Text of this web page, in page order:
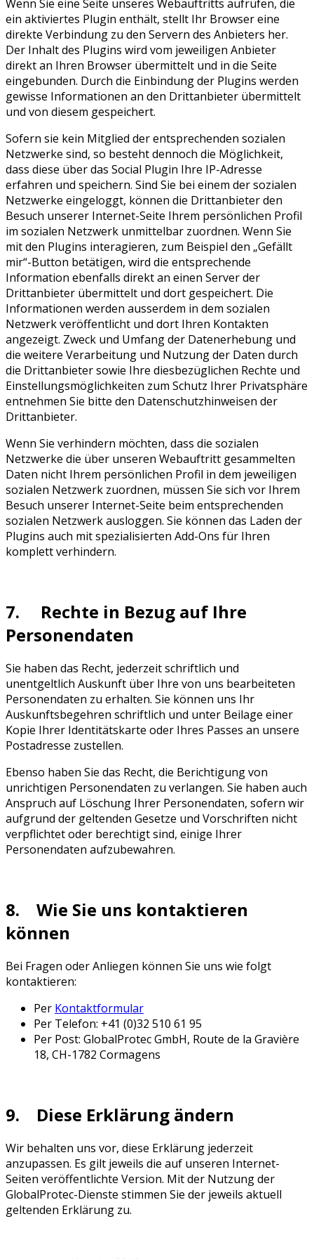
Wenn Sie eine Seite unseres Webauftritts aufrufen, die
ein aktiviertes Plugin enthält, stellt Ihr Browser eine
direkte Verbindung zu den Servern des Anbieters her.
Der Inhalt des Plugins wird vom jeweiligen Anbieter
direkt an Ihren Browser übermittelt und in die Seite
eingebunden. Durch die Einbindung der Plugins werden
gewisse Informationen an den Drittanbieter übermittelt
und von diesem gespeichert.
Sofern sie kein Mitglied der entsprechenden sozialen
Netzwerke sind, so besteht dennoch die Möglichkeit,
dass diese über das Social Plugin Ihre IP-Adresse
erfahren und speichern. Sind Sie bei einem der sozialen
Netzwerke eingeloggt, können die Drittanbieter den
Besuch unserer Internet-Seite Ihrem persönlichen Profil
im sozialen Netzwerk unmittelbar zuordnen. Wenn Sie
mit den Plugins interagieren, zum Beispiel den „Gefällt
mir“-Button betätigen, wird die entsprechende
Information ebenfalls direkt an einen Server der
Drittanbieter übermittelt und dort gespeichert. Die
Informationen werden ausserdem in dem sozialen
Netzwerk veröffentlicht und dort Ihren Kontakten
angezeigt. Zweck und Umfang der Datenerhebung und
die weitere Verarbeitung und Nutzung der Daten durch
die Drittanbieter sowie Ihre diesbezüglichen Rechte und
Einstellungsmöglichkeiten zum Schutz Ihrer Privatsphäre
entnehmen Sie bitte den Datenschutzhinweisen der
Drittanbieter.
Wenn Sie verhindern möchten, dass die sozialen
Netzwerke die über unseren Webauftritt gesammelten
Daten nicht Ihrem persönlichen Profil in dem jeweiligen
sozialen Netzwerk zuordnen, müssen Sie sich vor Ihrem
Besuch unserer Internet-Seite beim entsprechenden
sozialen Netzwerk ausloggen. Sie können das Laden der
Plugins auch mit spezialisierten Add-Ons für Ihren
komplett verhindern.
7. Rechte in Bezug auf Ihre
Personendaten
Sie haben das Recht, jederzeit schriftlich und
unentgeltlich Auskunft über Ihre von uns bearbeiteten
Personendaten zu erhalten. Sie können uns Ihr
Auskunftsbegehren schriftlich und unter Beilage einer
Kopie Ihrer Identitätskarte oder Ihres Passes an unsere
Postadresse zustellen.
Ebenso haben Sie das Recht, die Berichtigung von
unrichtigen Personendaten zu verlangen. Sie haben auch
Anspruch auf Löschung Ihrer Personendaten, sofern wir
aufgrund der geltenden Gesetze und Vorschriften nicht
verpflichtet oder berechtigt sind, einige Ihrer
Personendaten aufzubewahren.
8. Wie Sie uns kontaktieren
können
Bei Fragen oder Anliegen können Sie uns wie folgt
kontaktieren:
Per Kontaktformular
Per Telefon: +41 (0)32 510 61 95
Per Post: GlobalProtec GmbH, Route de la Gravière
18, CH-1782 Cormagens
9. Diese Erklärung ändern
Wir behalten uns vor, diese Erklärung jederzeit
anzupassen. Es gilt jeweils die auf unseren Internet-
Seiten veröffentlichte Version. Mit der Nutzung der
GlobalProtec-Dienste stimmen Sie der jeweils aktuell
geltenden Erklärung zu.